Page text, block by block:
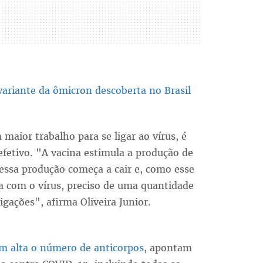
da ômicron descoberta no Brasil
maior trabalho para se ligar ao vírus, é
"A vacina estimula a produção de
produção começa a cair e, como esse
o vírus, preciso de uma quantidade
afirma Oliveira Junior.
alta o número de anticorpos, apontam